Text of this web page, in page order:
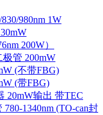
980nm 1W
200W）
管 200mW
(不带FBG)
(带FBG)
20mW输出 带TEC
1340nm (TO-can封